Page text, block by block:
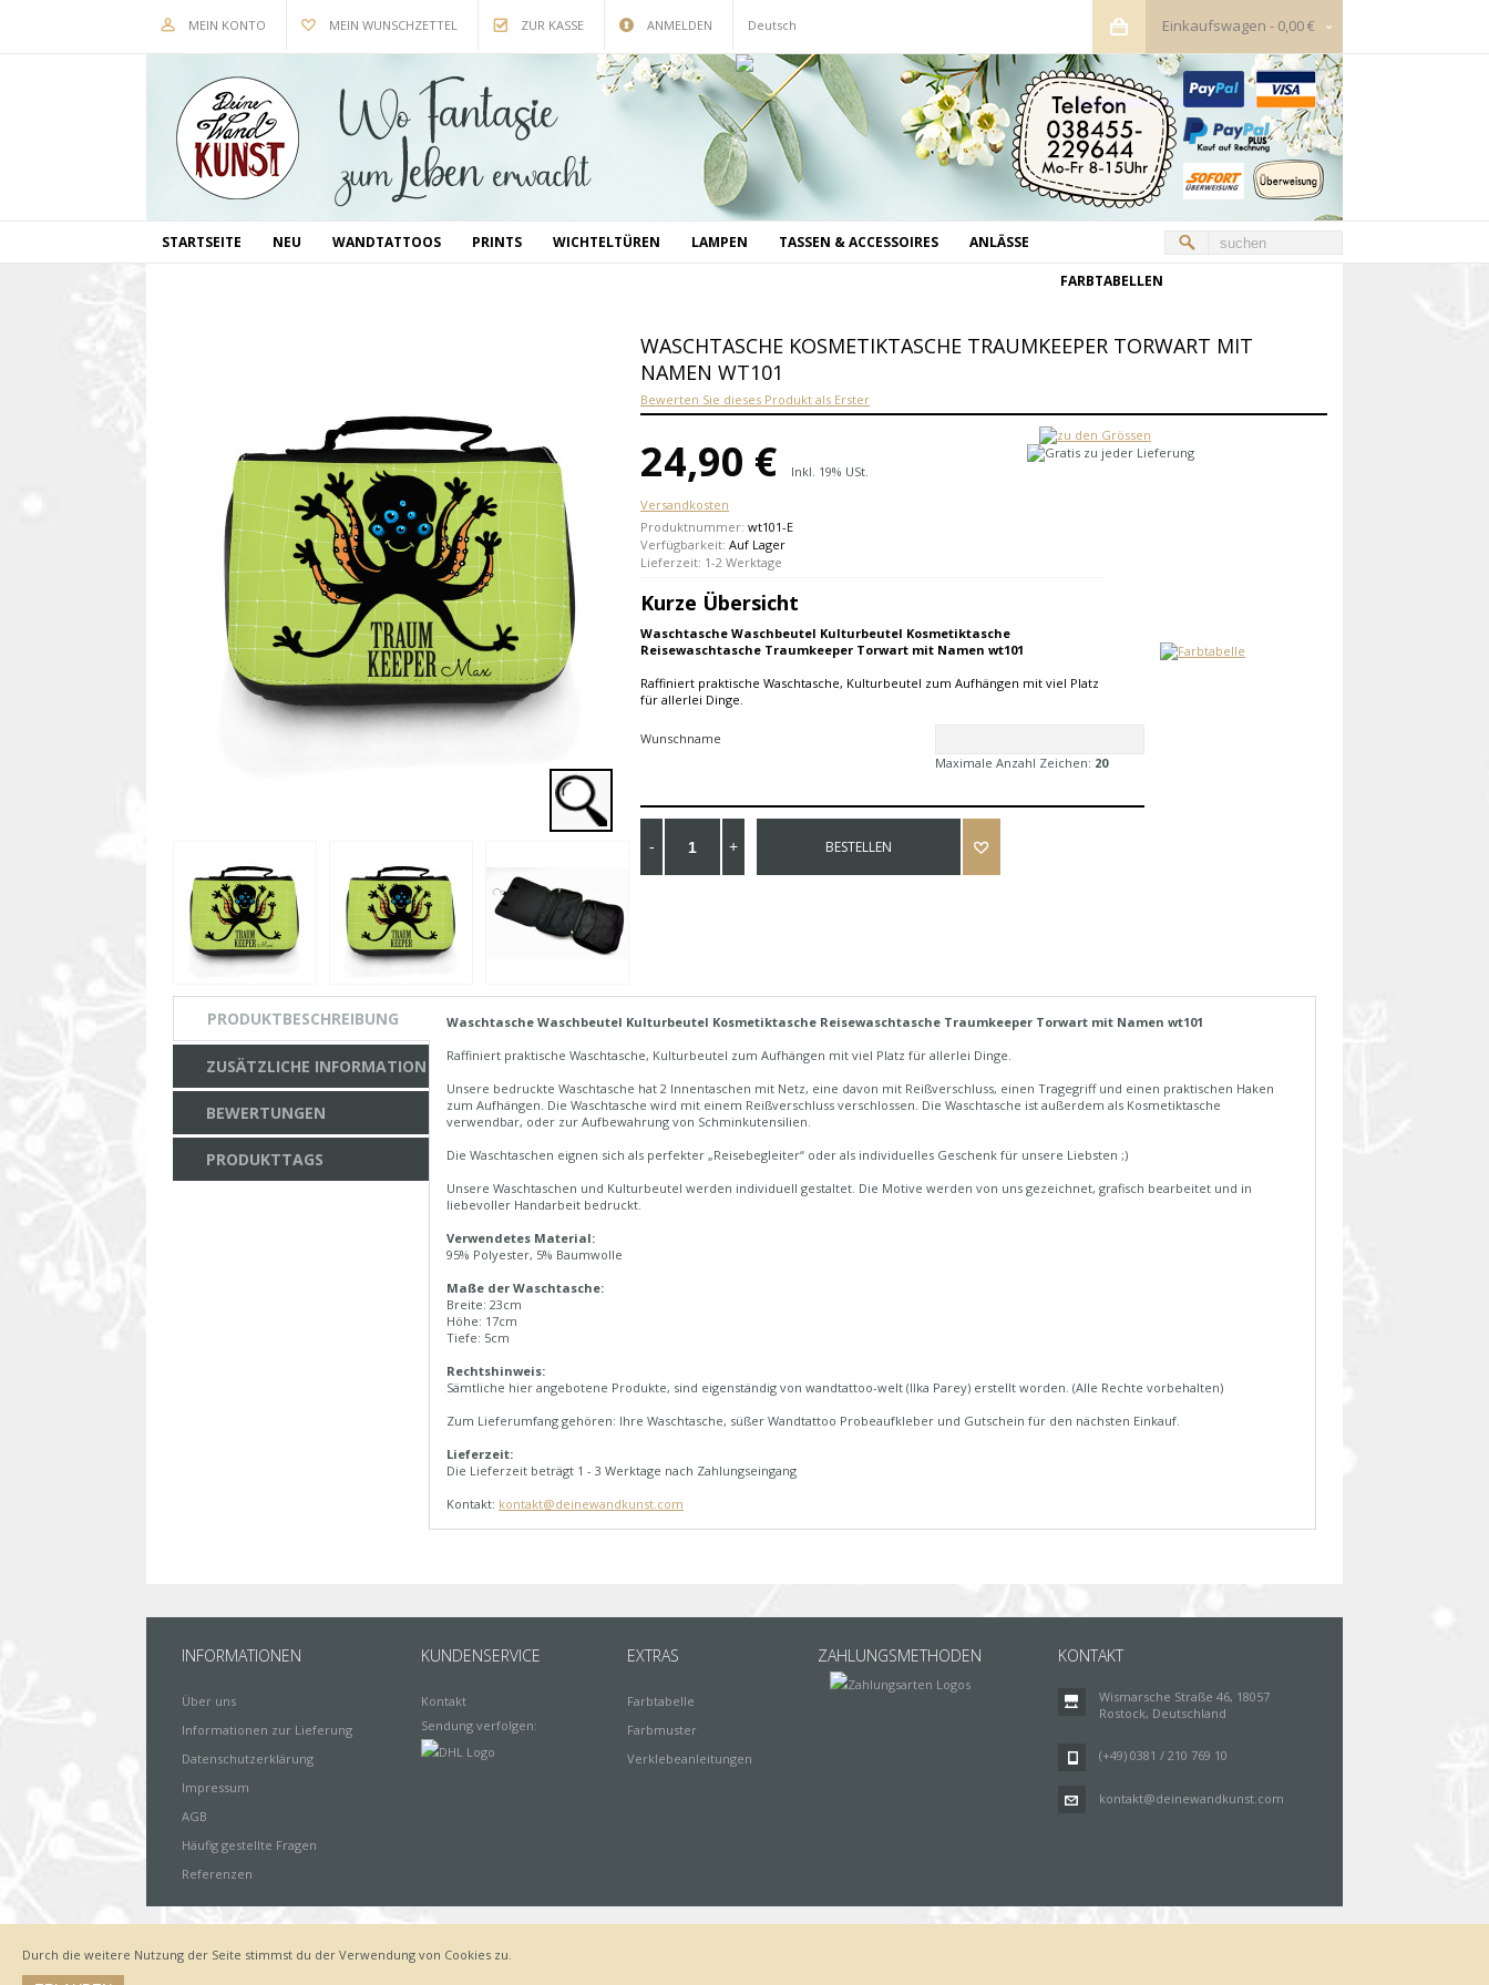
MEIN KONTO MEIN WUNSCHZETTEL ZUR KASSE ANMELDEN Deutsch Einkaufswagen - 0,00 €
STARTSEITE NEU WANDTATTOOS PRINTS WICHTELTÜREN LAMPEN TASSEN & ACCESSOIRES ANLÄSSE
FARBTABELLEN
WASCHTASCHE KOSMETIKTASCHE TRAUMKEEPER TORWART MIT
NAMEN WT101
Bewerten Sie dieses Produkt als Erster
24,90 €
Inkl. 19% USt.
Versandkosten
Produktnummer: wt101-E
Verfügbarkeit: Auf Lager
Lieferzeit: 1-2 Werktage
Kurze Übersicht
Waschtasche Waschbeutel Kulturbeutel Kosmetiktasche
Reisewaschtasche Traumkeeper Torwart mit Namen wt101
Raffiniert praktische Waschtasche, Kulturbeutel zum Aufhängen mit viel Platz
für allerlei Dinge.
Wunschname
Maximale Anzahl Zeichen: 20
BESTELLEN
PRODUKTBESCHREIBUNG
ZUSÄTZLICHE INFORMATION
BEWERTUNGEN
PRODUKTTAGS
Waschtasche Waschbeutel Kulturbeutel Kosmetiktasche Reisewaschtasche Traumkeeper Torwart mit Namen wt101
Raffiniert praktische Waschtasche, Kulturbeutel zum Aufhängen mit viel Platz für allerlei Dinge.
Unsere bedruckte Waschtasche hat 2 Innentaschen mit Netz, eine davon mit Reißverschluss, einen Tragegriff und einen praktischen Haken
zum Aufhängen. Die Waschtasche wird mit einem Reißverschluss verschlossen. Die Waschtasche ist außerdem als Kosmetiktasche
verwendbar, oder zur Aufbewahrung von Schminkutensilien.
Die Waschtaschen eignen sich als perfekter „Reisebegleiter“ oder als individuelles Geschenk für unsere Liebsten ;)
Unsere Waschtaschen und Kulturbeutel werden individuell gestaltet. Die Motive werden von uns gezeichnet, grafisch bearbeitet und in
liebevoller Handarbeit bedruckt.
Verwendetes Material:
95% Polyester, 5% Baumwolle
Maße der Waschtasche:
Breite: 23cm
Höhe: 17cm
Tiefe: 5cm
Rechtshinweis:
Sämtliche hier angebotene Produkte, sind eigenständig von wandtattoo-welt (Ilka Parey) erstellt worden. (Alle Rechte vorbehalten)
Zum Lieferumfang gehören: Ihre Waschtasche, süßer Wandtattoo Probeaufkleber und Gutschein für den nächsten Einkauf.
Lieferzeit:
Die Lieferzeit beträgt 1 - 3 Werktage nach Zahlungseingang
Kontakt: kontakt@deinewandkunst.com
INFORMATIONEN
Über uns
Informationen zur Lieferung
Datenschutzerklärung
Impressum
AGB
Häufig gestellte Fragen
Referenzen
KUNDENSERVICE
Kontakt
Sendung verfolgen:
EXTRAS
Farbtabelle
Farbmuster
Verklebeanleitungen
ZAHLUNGSMETHODEN KONTAKT
Wismarsche Straße 46, 18057
Rostock, Deutschland
(+49) 0381 / 210 769 10
kontakt@deinewandkunst.com
Durch die weitere Nutzung der Seite stimmst du der Verwendung von Cookies zu.